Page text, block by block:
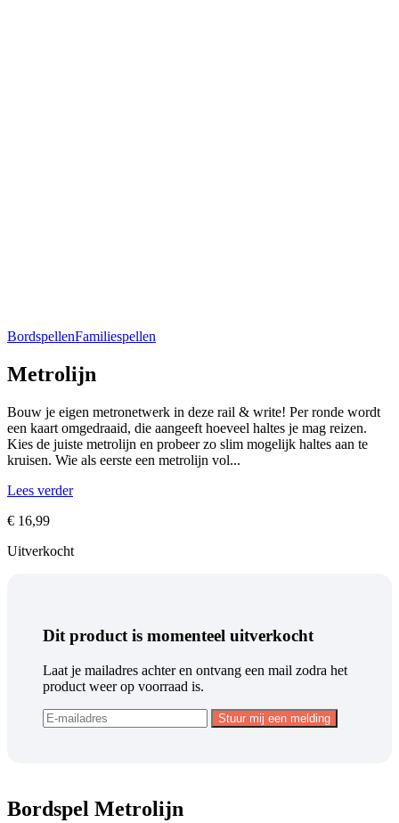
BordspellenFamiliespellen
Metrolijn
Bouw je eigen metronetwerk in deze rail & write! Per ronde wordt
een kaart omgedraaid, die aangeeft hoeveel haltes je mag reizen.
Kies de juiste metrolijn en probeer zo slim mogelijk haltes aan te
kruisen. Wie als eerste een metrolijn vol...
Lees verder
€ 16,99
Uitverkocht
Dit product is momenteel uitverkocht
Laat je mailadres achter en ontvang een mail zodra het
product weer op voorraad is.
Bordspel Metrolijn